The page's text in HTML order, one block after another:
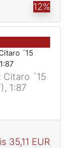
12%
´15
1:87
35,11 EUR